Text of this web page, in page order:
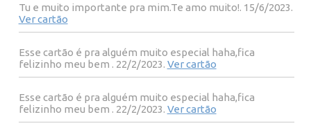
Tu e muito importante pra mim.Te amo muito!. 15/6/2023.
Ver cartão
Esse cartão é pra alguém muito especial haha,fica
felizinho meu bem . 22/2/2023. Ver cartão
Esse cartão é pra alguém muito especial haha,fica
felizinho meu bem . 22/2/2023. Ver cartão